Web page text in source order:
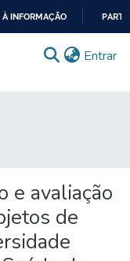
À INFORMAÇÃO
Entrar
e avaliação
de